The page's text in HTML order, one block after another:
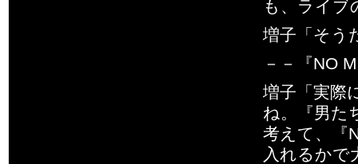
も、ライブ
増子「そう
－－『NO
増子「実際
ね。『男た
考えて、『
入れるかで